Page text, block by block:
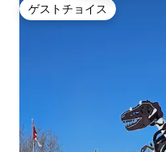
ゲストチョイス
ゲストチョイス